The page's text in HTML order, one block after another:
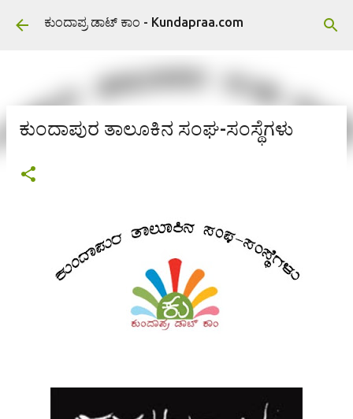
ವಿಷಯಕ್ಕೆ ಹೋಗಿ
ಕುಂದಾಪ್ರ ಡಾಟ್ ಕಾಂ - Kundapraa.com
ಕುಂದಾಪುರ ತಾಲೂಕಿನ ಸಂಘ-ಸಂಸ್ಥೆಗಳು